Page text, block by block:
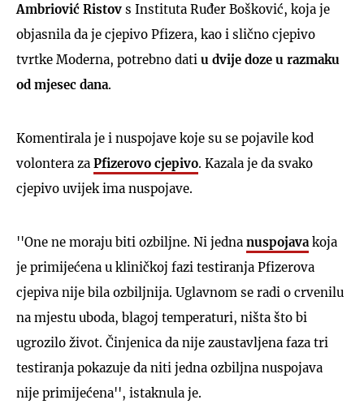
Ambriović Ristov s Instituta Ruđer Bošković, koja je
objasnila da je cjepivo Pfizera, kao i slično cjepivo
tvrtke Moderna, potrebno dati u dvije doze u razmaku
od mjesec dana.
Komentirala je i nuspojave koje su se pojavile kod
volontera za Pfizerovo cjepivo. Kazala je da svako
cjepivo uvijek ima nuspojave.
''One ne moraju biti ozbiljne. Ni jedna nuspojava koja
je primijećena u kliničkoj fazi testiranja Pfizerova
cjepiva nije bila ozbiljnija. Uglavnom se radi o crvenilu
na mjestu uboda, blagoj temperaturi, ništa što bi
ugrozilo život. Činjenica da nije zaustavljena faza tri
testiranja pokazuje da niti jedna ozbiljna nuspojava
nije primijećena'', istaknula je.